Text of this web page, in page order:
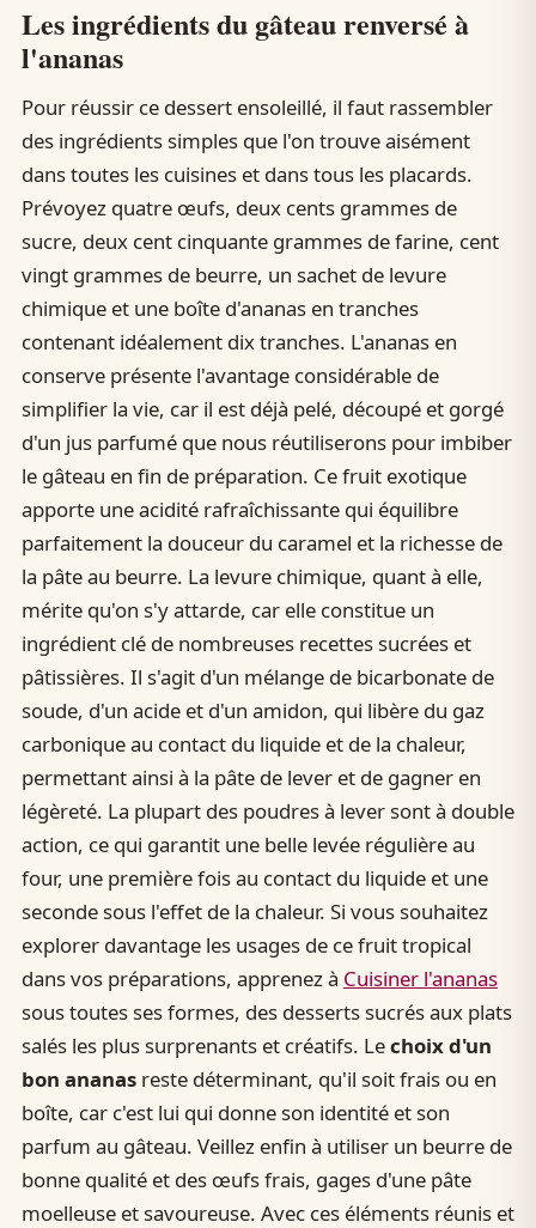
Les ingrédients du gâteau renversé à
l'ananas
Pour réussir ce dessert ensoleillé, il faut rassembler
des ingrédients simples que l'on trouve aisément
dans toutes les cuisines et dans tous les placards.
Prévoyez quatre œufs, deux cents grammes de
sucre, deux cent cinquante grammes de farine, cent
vingt grammes de beurre, un sachet de levure
chimique et une boîte d'ananas en tranches
contenant idéalement dix tranches. L'ananas en
conserve présente l'avantage considérable de
simplifier la vie, car il est déjà pelé, découpé et gorgé
d'un jus parfumé que nous réutiliserons pour imbiber
le gâteau en fin de préparation. Ce fruit exotique
apporte une acidité rafraîchissante qui équilibre
parfaitement la douceur du caramel et la richesse de
la pâte au beurre. La levure chimique, quant à elle,
mérite qu'on s'y attarde, car elle constitue un
ingrédient clé de nombreuses recettes sucrées et
pâtissières. Il s'agit d'un mélange de bicarbonate de
soude, d'un acide et d'un amidon, qui libère du gaz
carbonique au contact du liquide et de la chaleur,
permettant ainsi à la pâte de lever et de gagner en
légèreté. La plupart des poudres à lever sont à double
action, ce qui garantit une belle levée régulière au
four, une première fois au contact du liquide et une
seconde sous l'effet de la chaleur. Si vous souhaitez
explorer davantage les usages de ce fruit tropical
dans vos préparations, apprenez à Cuisiner l'ananas
sous toutes ses formes, des desserts sucrés aux plats
salés les plus surprenants et créatifs. Lechoix d'un
bon ananasreste déterminant, qu'il soit frais ou en
boîte, car c'est lui qui donne son identité et son
parfum au gâteau. Veillez enfin à utiliser un beurre de
bonne qualité et des œufs frais, gages d'une pâte
moelleuse et savoureuse. Avec ces éléments réunis et